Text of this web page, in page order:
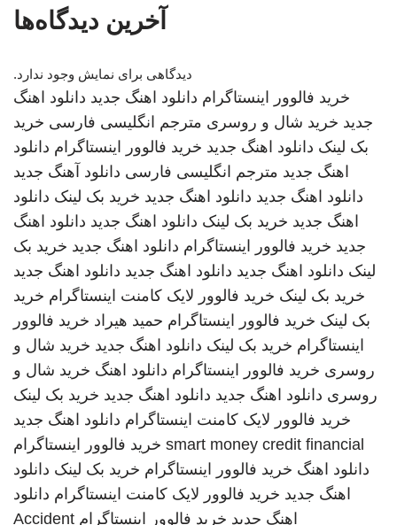
آخرین دیدگاه‌ها
دیدگاهی برای نمایش وجود ندارد.
خرید فالوور اینستاگرام دانلود اهنگ جدید دانلود اهنگ
جدید خرید شال و روسری مترجم انگلیسی فارسی خرید
بک لینک دانلود اهنگ جدید خرید فالوور اینستاگرام دانلود
اهنگ جدید مترجم انگلیسی فارسی دانلود آهنگ جدید
دانلود اهنگ جدید دانلود اهنگ جدید خرید بک لینک دانلود
اهنگ جدید خرید بک لینک دانلود اهنگ جدید دانلود اهنگ
جدید خرید فالوور اینستاگرام دانلود اهنگ جدید خرید بک
لینک دانلود اهنگ جدید دانلود اهنگ جدید دانلود اهنگ جدید
خرید بک لینک خرید فالوور لایک کامنت اینستاگرام خرید
بک لینک خرید فالوور اینستاگرام حمید هیراد خرید فالوور
اینستاگرام خرید بک لینک دانلود اهنگ جدید خرید شال و
روسری خرید فالوور اینستاگرام دانلود اهنگ خرید شال و
روسری دانلود اهنگ جدید دانلود اهنگ جدید خرید بک لینک
خرید فالوور لایک کامنت اینستاگرام دانلود اهنگ جدید
smart money credit financial خرید فالوور اینستاگرام
دانلود اهنگ خرید فالوور اینستاگرام خرید بک لینک دانلود
اهنگ جدید خرید فالوور لایک کامنت اینستاگرام دانلود
اهنگ جدید خرید فالوور اینستاگرام Accident